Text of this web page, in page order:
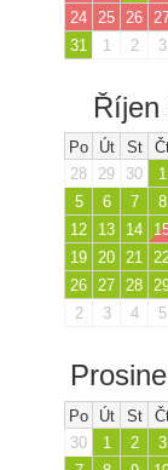
24
25 26
31
1 2 3
Říjen
Po Út St
28
29 30 1
5
6 7 8
12
13 14
19 20 21
26 27 28
2
3 4 5
Po Út St
30
1 2 3